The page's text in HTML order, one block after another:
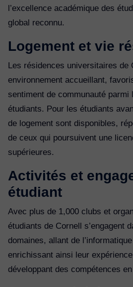
l’excellence académique des
global reconnu.
Logement et vie
Les résidences universitaires de
environnement accueillant,
sentiment de communauté parmi
étudiants. Pour les étudiants
de logement sont disponibles,
de ceux qui poursuivent une
supérieures.
Activités et
étudiant
Avec plus de 1,000 clubs et
étudiants de Cornell s’engagent
domaines, allant de
enrichissant ainsi leur
développant des compétences